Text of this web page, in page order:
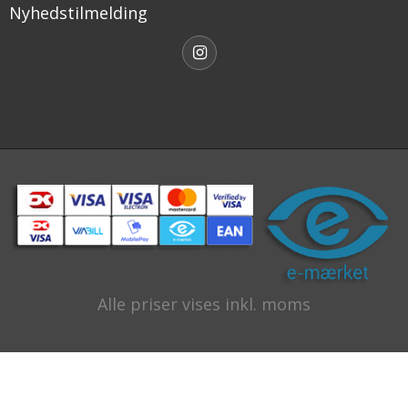
Nyhedstilmelding
Alle priser vises inkl. moms